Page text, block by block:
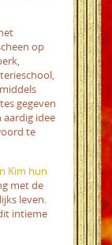
op
gegeven
idee
te
Kim hun
met de
leven.
intieme